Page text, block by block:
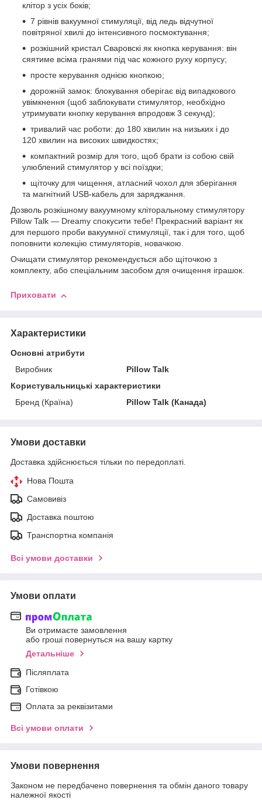
клітор з усіх боків;
7 рівнів вакуумної стимуляції, від ледь відчутної
повітряної хвилі до інтенсивного посмоктування;
розкішний кристал Сваровскі як кнопка керування: він
сяятиме всіма гранями під час кожного руху корпусу;
просте керування однією кнопкою;
дорожній замок: блокування оберігає від випадкового
увімкнення (щоб заблокувати стимулятор, необхідно
утримувати кнопку керування впродовж 3 секунд);
тривалий час роботи: до 180 хвилин на низьких і до
120 хвилин на високих швидкостях;
компактний розмір для того, щоб брати із собою свій
улюблений стимулятор у всі поїздки;
щіточку для чищення, атласний чохол для зберігання
та магнітний USB-кабель для заряджання.
Дозволь розкішному вакуумному кліторальному стимулятору
Pillow Talk — Dreamy спокусити тебе! Прекрасний варіант як
для першого проби вакуумної стимуляції, так і для того, щоб
поповнити колекцію стимуляторів, новачкою.
Очищати стимулятор рекомендується або щіточкою з
комплекту, або спеціальним засобом для очищення іграшок.
Приховати
Характеристики
Основні атрибути
Виробник
Pillow Talk
Користувальницькі характеристики
Бренд (Країна)
Pillow Talk (Канада)
Умови доставки
Доставка здійснюється тільки по передоплаті.
Нова Пошта
Самовивіз
Доставка поштою
Транспортна компанія
Всі умови доставки
Умови оплати
Ви отримаєте замовлення
або гроші повернуться на вашу картку
Детальніше
Післяплата
Готівкою
Оплата за реквізитами
Всі умови оплати
Умови повернення
Законом не передбачено повернення та обмін даного товару
належної якості